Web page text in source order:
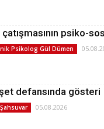
çatışmasının psiko-
Psikolog Gül Dümen
defansında gösteri
05.08.2026